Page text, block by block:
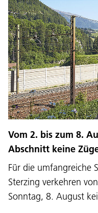
Sprache:
DEU
ITA LAD
+39 0471
Impressum
Privacy
Nutzungsbedingungen
Jobs
Vom 2. bis zum 8.
Abschnitt keine
Für die umfangreiche
Sterzing verkehren
Sonntag, 8. August